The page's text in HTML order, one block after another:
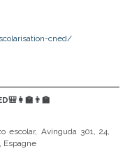
cned/
escolar, Avinguda 301, 24,
Espagne